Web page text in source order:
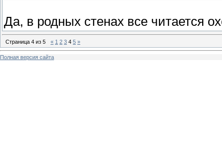
Да, в родных стенах все читается
Страница 4 из 5 « 1 2 3 4 5 »
Полная версия сайта